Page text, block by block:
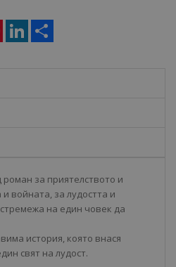
PinterestLinkedIn
за приятелството и
войната, за лудостта и
на един човек да
история, която внася
свят на лудост.